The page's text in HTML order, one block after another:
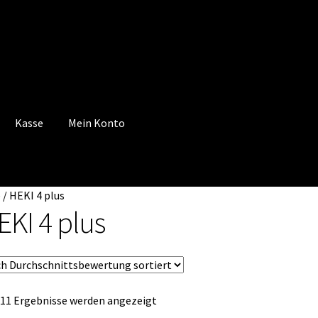
Kasse Mein Konto
/ HEKI 4 plus
4 plus
Ergebnisse werden angezeigtNach